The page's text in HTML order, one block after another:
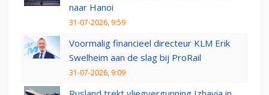
naar Hanoi
31-07-2026, 9:59
Voormalig financieel directeur KLM Erik
Swelheim aan de slag bij ProRail
31-07-2026, 9:09